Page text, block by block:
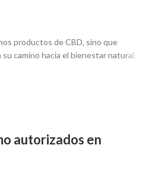
productos de CBD, sino que
camino hacia el bienestar natural.
autorizados en